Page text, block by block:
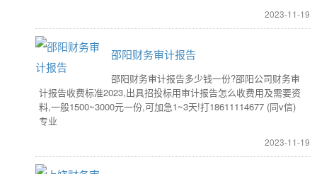
2023-11-19
邵阳财务审计报告
邵阳财务审计报告多少钱一份?邵阳公司财务审
计报告收费标准2023,出具招投标用审计报告怎么收费用及需要资
料,一般1500~3000元一份,可加急1~3天!打18611114677 (同v信)
专业
2023-11-19